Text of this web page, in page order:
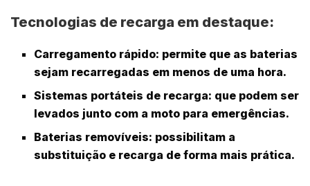
Tecnologias de recarga em destaque:
Carregamento rápido: permite que as baterias
sejam recarregadas em menos de uma hora.
Sistemas portáteis de recarga: que podem ser
levados junto com a moto para emergências.
Baterias removíveis: possibilitam a
substituição e recarga de forma mais prática.